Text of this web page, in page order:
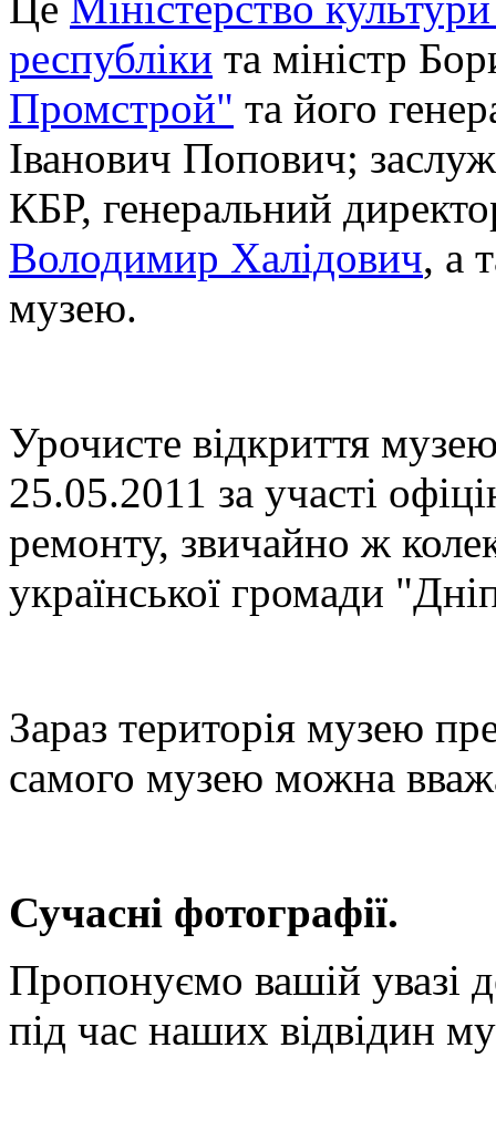
республіки та міністр
Промстрой" та його
Іванович Попович;
КБР, генеральний
Володимир Халідович, а
музею.
Урочисте відкриття
25.05.2011 за участі
ремонту, звичайно ж
української громади
Зараз територія музею
самого музею можна
Сучасні фотографії.
Пропонуємо вашій увазі
під час наших відвідин